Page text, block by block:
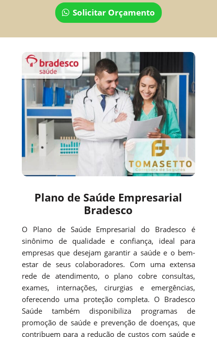
Solicitar Orçamento
Plano de Saúde Empresarial
Bradesco
O Plano de Saúde Empresarial do Bradesco é
sinônimo de qualidade e confiança, ideal para
empresas que desejam garantir a saúde e o bem-
estar de seus colaboradores. Com uma extensa
rede de atendimento, o plano cobre consultas,
exames, internações, cirurgias e emergências,
oferecendo uma proteção completa. O Bradesco
Saúde também disponibiliza programas de
promoção de saúde e prevenção de doenças, que
contribuem para a redução de custos com saúde e